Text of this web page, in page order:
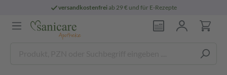
versandkostenfreiab 29 € und für E-Rezepte